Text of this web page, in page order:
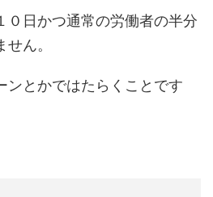
０日かつ通常の労働者の半分
ん。
ンとかではたらくことです